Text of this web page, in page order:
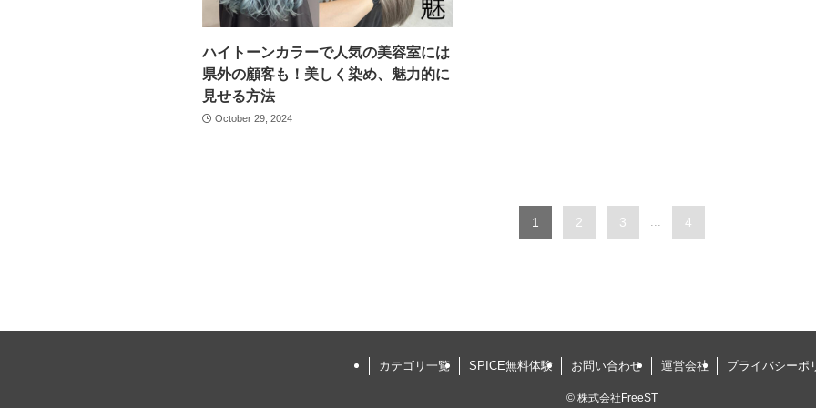
ハイトーンカラーで人気の美容室には
県外の顧客も！美しく染め、魅力的に
見せる方法
October 29, 2024
1 2 3 ... 4
カテゴリ一覧 SPICE無料体験 お問い合わせ 運営会社 プライバシーポ
© 株式会社FreeST